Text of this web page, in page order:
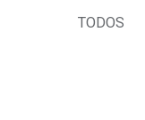
TODOS